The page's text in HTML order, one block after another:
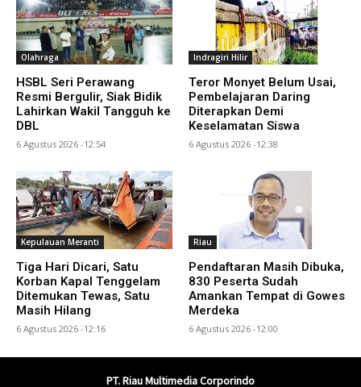
Olahraga
HSBL Seri Perawang
Resmi Bergulir, Siak Bidik
Lahirkan Wakil Tangguh ke
DBL
6 Agustus 2026 -12:54
Indragiri Hilir
Teror Monyet Belum Usai,
Pembelajaran Daring
Diterapkan Demi
Keselamatan Siswa
6 Agustus 2026 -12:38
Kepulauan Meranti
Tiga Hari Dicari, Satu
Korban Kapal Tenggelam
Ditemukan Tewas, Satu
Masih Hilang
6 Agustus 2026 -12:16
Riau
Pendaftaran Masih Dibuka,
830 Peserta Sudah
Amankan Tempat di Gowes
Merdeka
6 Agustus 2026 -12:00
PT. Riau Multimedia Corporindo